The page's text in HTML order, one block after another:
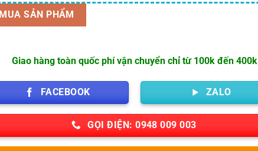
MUA SẢN PHẨM
Giao hàng toàn quốc phí vận chuyển chỉ từ 100k đến 400k
FACEBOOK ZALO
GỌI ĐIỆN: 0948 009 003